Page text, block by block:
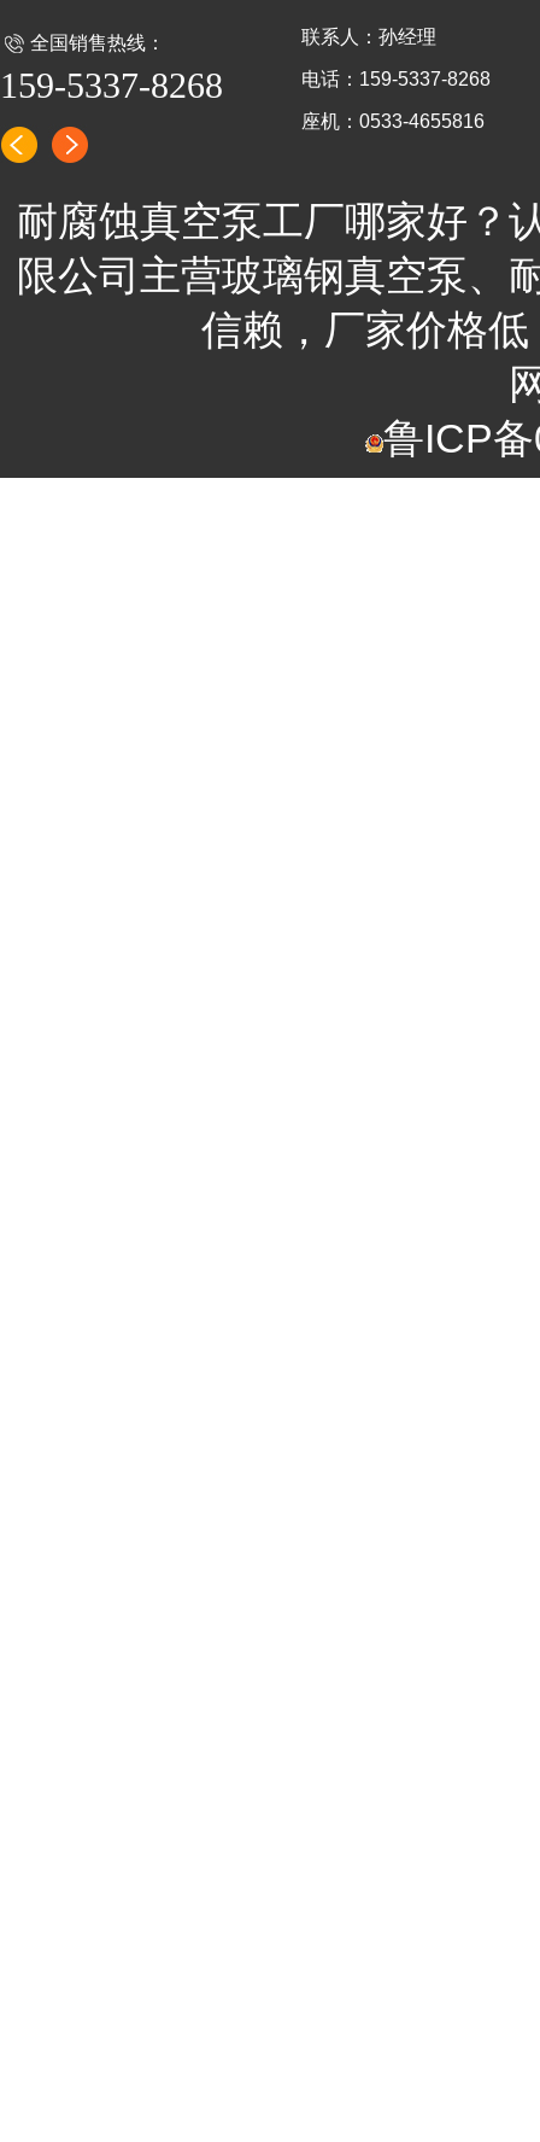
全国销售热线：
159-5337-8268
联系人：孙经理
电话：159-5337-8268
座机：0533-4655816
耐腐蚀真空泵工厂哪家好？
限公司 主营玻璃钢真空泵、
信赖， 厂家价格
鲁ICP